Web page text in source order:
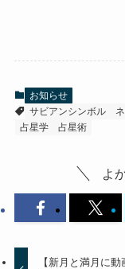
お知らせ
サビアンシンボル
占星学
占星術
よ
【新月と満月に動